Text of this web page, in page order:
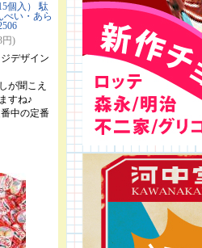
個入） 駄
べい・あら
円)
デザイン
が聞こえ
すね♪
中の定番